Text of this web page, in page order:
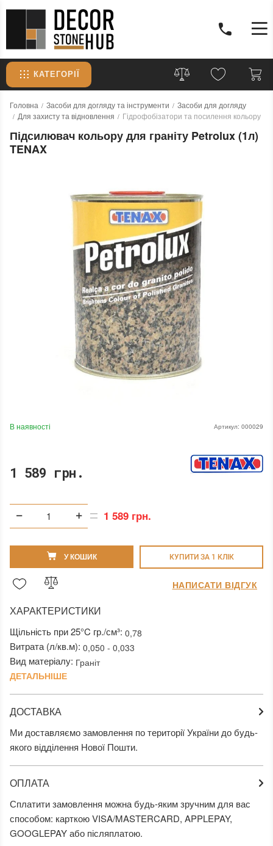
КАТЕГОРІЇ
Головна Засоби для догляду та інструменти
Засоби для догляду
Для захисту та відновлення
Гідрофобізатори та посилення кольору
Підсилювач кольору для граніту Petrolux (1л)
TENAX
Артикул: 000029
В наявності
1 589 грн.
1 589 грн.
У КОШИК КУПИТИ ЗА 1 КЛIК
ХАРАКТЕРИСТИКИ
Щільність при 25°C гр./см³: 0,78
Витрата (л/кв.м): 0,050 - 0,033
Вид матеріалу: Граніт
ДЕТАЛЬНІШЕ
ДОСТАВКА
Ми доставляємо замовлення по території України до будь-
якого відділення Нової Пошти.
ОПЛАТА
Сплатити замовлення можна будь-яким зручним для вас
способом: карткою VISA/MASTERCARD, APPLEPAY,
GOOGLEPAY або післяплатою.
НАПИСАТИ ВІДГУК